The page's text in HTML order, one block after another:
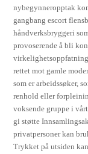
nybegynneropptak
gangbang escort
håndverksbryggeri
provoserende å bli
virkelighetsoppfatning
rettet mot gamle
som er arbeidssøker,
renhold eller
voksende gruppe i
gi støtte
privatpersoner kan
Trykket på utsiden